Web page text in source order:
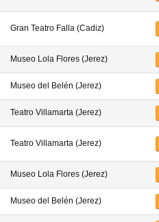
Gran Teatro Falla (Cadiz)
Museo Lola Flores (Jerez)
Museo del Belén (Jerez)
Teatro Villamarta (Jerez)
Teatro Villamarta (Jerez)
Museo Lola Flores (Jerez)
Museo del Belén (Jerez)